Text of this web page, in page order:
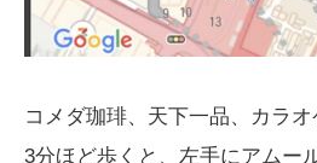
コメダ珈琲、天下一品、カラ
3分ほど歩くと、左手にアムー